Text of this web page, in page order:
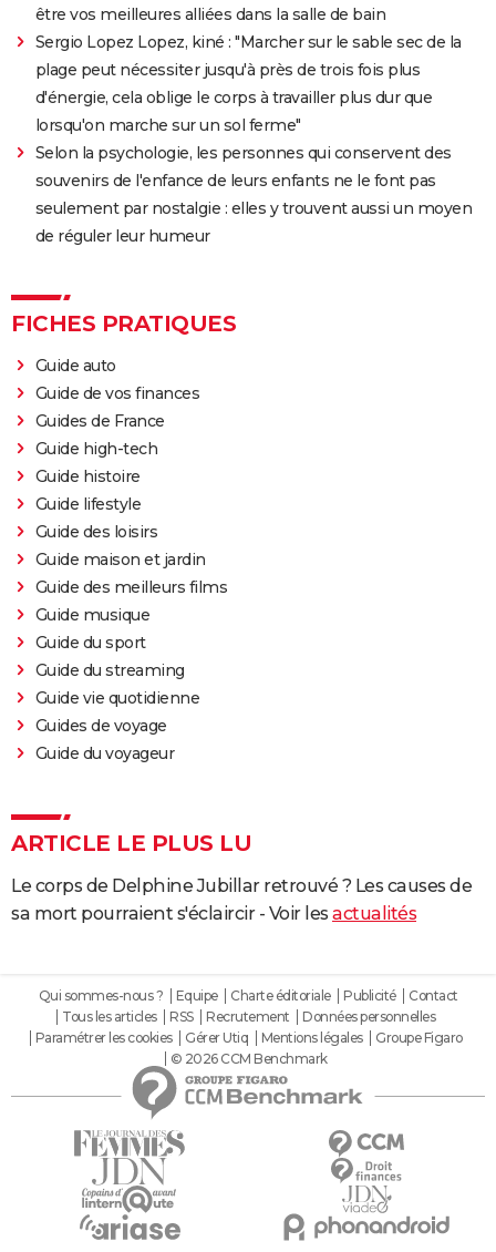
être vos meilleures alliées dans la salle de bain
Sergio Lopez Lopez, kiné : "Marcher sur le sable sec de la
plage peut nécessiter jusqu'à près de trois fois plus
d'énergie, cela oblige le corps à travailler plus dur que
lorsqu'on marche sur un sol ferme"
Selon la psychologie, les personnes qui conservent des
souvenirs de l'enfance de leurs enfants ne le font pas
seulement par nostalgie : elles y trouvent aussi un moyen
de réguler leur humeur
FICHES PRATIQUES
Guide auto
Guide de vos finances
Guides de France
Guide high-tech
Guide histoire
Guide lifestyle
Guide des loisirs
Guide maison et jardin
Guide des meilleurs films
Guide musique
Guide du sport
Guide du streaming
Guide vie quotidienne
Guides de voyage
Guide du voyageur
ARTICLE LE PLUS LU
Le corps de Delphine Jubillar retrouvé ? Les causes de
sa mort pourraient s'éclaircir - Voir les actualités
Qui sommes-nous ? Equipe Charte éditoriale Publicité
Contact
Tous les articles
RSS Recrutement
Données personnelles
Paramétrer les cookies
Gérer Utiq Mentions légales
Groupe Figaro
© 2026 CCM Benchmark